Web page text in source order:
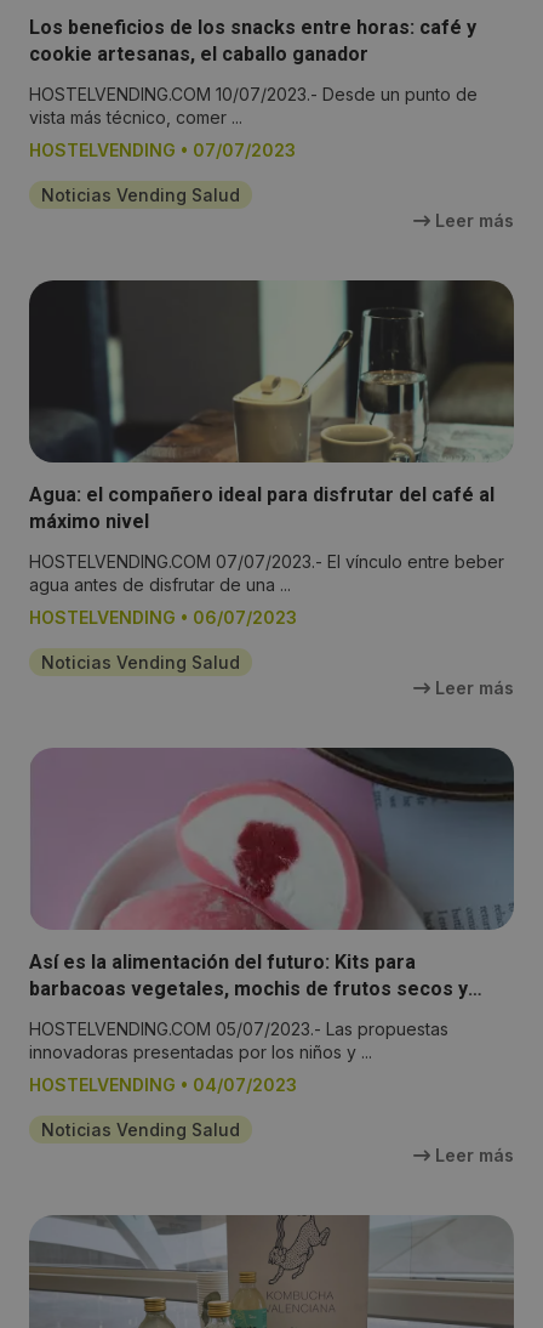
Los beneficios de los snacks entre horas: café y
cookie artesanas, el caballo ganador
HOSTELVENDING.COM 10/07/2023.- Desde un punto de
vista más técnico, comer ...
HOSTELVENDING • 07/07/2023
Noticias Vending Salud
Leer más
Agua: el compañero ideal para disfrutar del café al
máximo nivel
HOSTELVENDING.COM 07/07/2023.- El vínculo entre beber
agua antes de disfrutar de una ...
HOSTELVENDING • 06/07/2023
Noticias Vending Salud
Leer más
Así es la alimentación del futuro: Kits para
barbacoas vegetales, mochis de frutos secos y
HOSTELVENDING.COM 05/07/2023.- Las propuestas
innovadoras presentadas por los niños y ...
HOSTELVENDING • 04/07/2023
Noticias Vending Salud
Leer más